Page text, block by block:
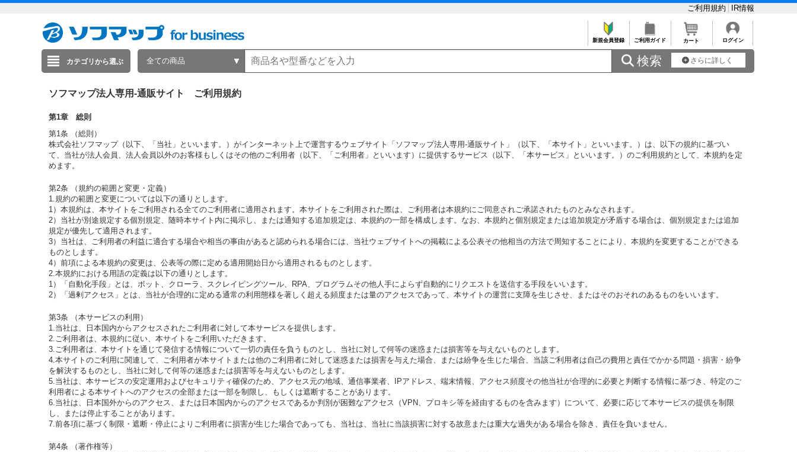
ご利用規約 IR情報
新規会員登録 ご利用ガイド カート ログイン
カテゴリから選ぶ 全ての商品  検索 さらに詳しく
ソフマップ法人専用-通販サイト ご利用規約
第1章 総則
第1条 （総則）
株式会社ソフマップ（以下、「当社」といいます。）がインターネット上で運営するウェブサイト「ソフマップ法人専用‐通販サイト」（以下、「本サイト」といいます。）は、以下の規約に基づい
て、当社が法人会員、法人会員以外のお客様もしくはその他のご利用者（以下、「ご利用者」といいます）に提供するサービス（以下、「本サービス」といいます。）のご利用規約として、本規約を定
めます。
第2条 （規約の範囲と変更・定義）
1.規約の範囲と変更については以下の通りとします。
1）本規約は、本サイトをご利用される全てのご利用者に適用されます。本サイトをご利用された際は、ご利用者は本規約にご同意されご承諾されたものとみなされます。
2）当社が別途規定する個別規定、随時本サイト内に掲示し、または通知する追加規定は、本規約の一部を構成します。なお、本規約と個別規定または追加規定が矛盾する場合は、個別規定または追加
規定が優先して適用されます。
3）当社は、ご利用者の利益に適合する場合や相当の事由があると認められる場合には、当社ウェブサイトへの掲載による公表その他相当の方法で周知することにより、本規約を変更することができる
ものとします。
4）前項による本規約の変更は、公表等の際に定める適用開始日から適用されるものとします。
2.本規約における用語の定義は以下の通りとします。
1）「自動化手段」とは、ボット、クローラ、スクレイピングツール、RPA、プログラムその他人手によらず自動的にリクエストを送信する手段をいいます。
2）「過剰アクセス」とは、当社が合理的に定める通常の利用態様を著しく超える頻度または量のアクセスであって、本サイトの運営に支障を生じさせ、またはそのおそれのあるものをいいます。
第3条 （本サービスの利用）
1.当社は、日本国内からアクセスされたご利用者に対して本サービスを提供します。
2.ご利用者は、本規約に従い、本サイトをご利用いただきます。
3.ご利用者は、本サイトを通じて発信する情報について一切の責任を負うものとし、当社に対して何等の迷惑または損害等を与えないものとします。
4.本サイトのご利用に関連して、ご利用者が本サイトまたは他のご利用者に対して迷惑または損害を与えた場合、または紛争を生じた場合、当該ご利用者は自己の費用と責任でかかる問題・損害・紛争
を解決するものとし、当社に対して何等の迷惑または損害等を与えないものとします。
5.当社は、本サービスの安定運用およびセキュリティ確保のため、アクセス元の地域、通信事業者、IPアドレス、端末情報、アクセス頻度その他当社が合理的に必要と判断する情報に基づき、特定のご
利用者による本サイトへのアクセスの全部または一部を制限し、もしくは遮断することがあります。
6.当社は、日本国外からのアクセス、または日本国内からのアクセスであるか判別が困難なアクセス（VPN、プロキシ等を経由するものを含みます）について、必要に応じて本サービスの提供を制限
し、または停止することがあります。
7.前各項に基づく制限・遮断・停止によりご利用者に損害が生じた場合であっても、当社は、当社に当該損害に対する故意または重大な過失がある場合を除き、責任を負いません。
第4条 （著作権等）